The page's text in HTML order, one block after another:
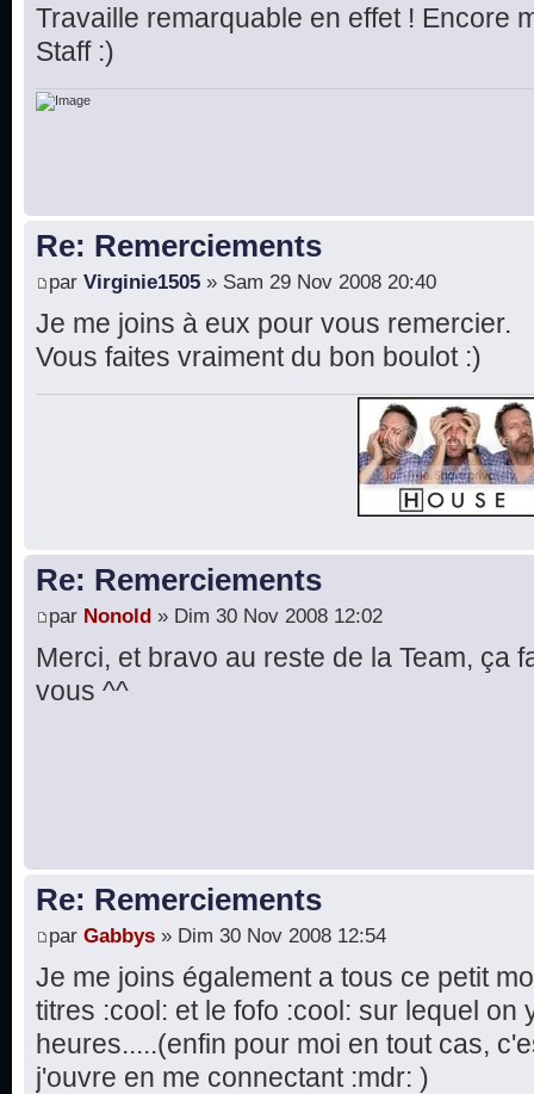
Travaille remarquable en effet ! Encore
Staff :)
Re: Remerciements
par Virginie1505 » Sam 29 Nov 2008 20:40
Je me joins à eux pour vous remercier.
Vous faites vraiment du bon boulot :)
Re: Remerciements
par Nonold » Dim 30 Nov 2008 12:02
Merci, et bravo au reste de la Team, ça
vous ^^
Re: Remerciements
par Gabbys » Dim 30 Nov 2008 12:54
Je me joins également a tous ce petit
titres :cool: et le fofo :cool: sur lequel on
heures.....(enfin pour moi en tout cas,
j'ouvre en me connectant :mdr: )